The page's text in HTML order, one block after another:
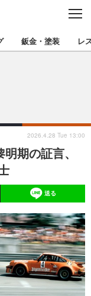
C
S
E
プを地域から探す
北陸
関西
四国
沖縄
愛車 File
鈑金・塗装 レ
期の証言、
2026.4.28 Tue 13:00
送る